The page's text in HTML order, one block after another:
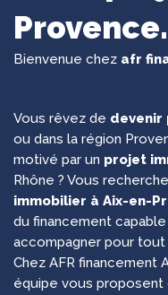
Provence.
Bienvenue chez afr
Vous rêvez de devenir
ou dans la région
motivé par un projet
Rhône ? Vous
immobilier à Aix-en-
du financement
accompagner pour tout
Chez AFR financement
équipe vous proposent